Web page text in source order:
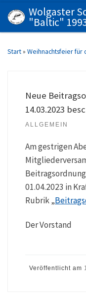
Zum Inhalt springen
Wolgaster
"Baltic"
Start» Weihnachtsfeier für
Neue
14.03.2023
ALLGEMEIN
Am gestrigen
01.04.2023 in
Rubrik „
Der Vorstand
Veröffentlicht am